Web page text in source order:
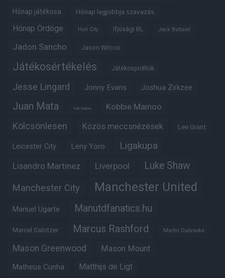
Hónap játékosa Hónap legjobbja szavazás
Hónap Ördöge Hull City Ifjúsági BL Jack Butland
Jadon Sancho Jason Wilcox
Játékosértékelés Játékosprofilok
Jesse Lingard Jonny Evans Joshua Zirkzee
Juan Mata Karl Darlow Kobbie Mainoo
Kölcsönlesen Közös meccsnézések Lee Grant
Leicester City Leny Yoro Ligakupa
Lisandro Martinez Liverpool Luke Shaw
Manchester City Manchester United
Manuel Ugarte Manutdfanatics.hu
Marcel Sabitzer Marcus Rashford Martin Dubravka
Mason Greenwood Mason Mount
Matheus Cunha Matthijs de Ligt